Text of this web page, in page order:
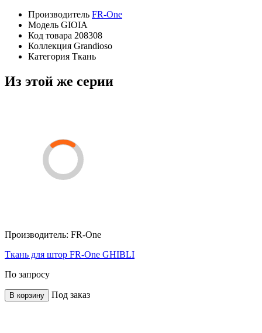
Производитель FR-One
Модель GIOIA
Код товара 208308
Коллекция Grandioso
Категория Ткань
Из этой же серии
Производитель: FR-One
Ткань для штор FR-One GHIBLI
По запросу
В корзину Под заказ